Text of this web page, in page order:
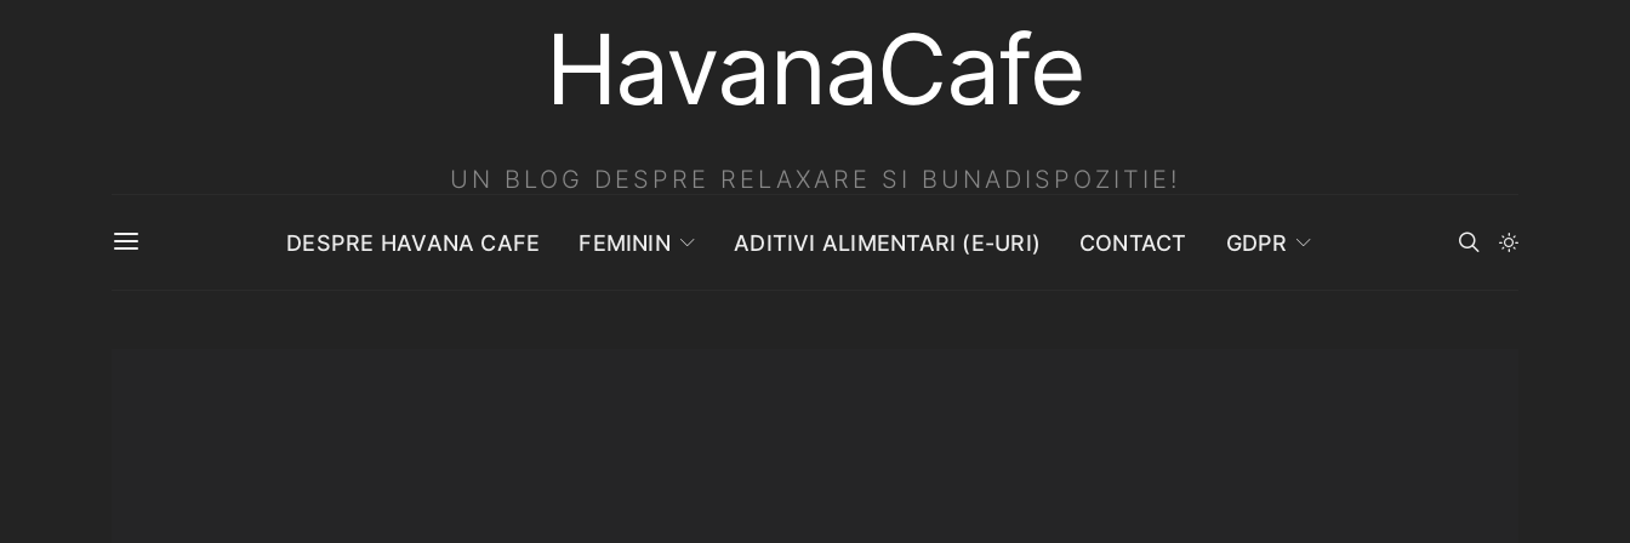
HavanaCafe
UN BLOG DESPRE RELAXARE SI BUNADISPOZITIE!
DESPRE HAVANA CAFE FEMININ ADITIVI ALIMENTARI (E-URI) CONTACT GDPR